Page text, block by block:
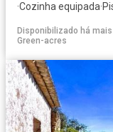
·Cozinha equipada·
Disponibilizado há
Green-acres